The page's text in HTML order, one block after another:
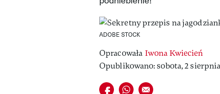
ADOBE STOCK
Opracowała Iwona Kwiecień
Opublikowano: sobota, 2 sierpnia
Udostępnij na facebook
Udostępnij na whatsapp
E-mail do przyjaciela